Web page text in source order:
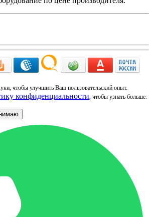
чтобы улучшить Ваш пользовательский опыт.
конфиденциальности, чтобы узнать больше.